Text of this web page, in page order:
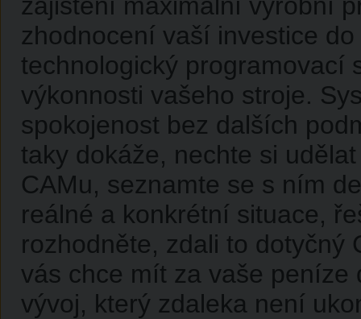
zhodnocení vaší investice
technologický programovací
výkonnosti vašeho stroje.
spokojenost bez dalších
taky dokáže, nechte si
CAMu, seznamte se s ním
reálné a konkrétní situace,
rozhodněte, zdali to dotyčný
vás chce mít za vaše
vývoj, který zdaleka není